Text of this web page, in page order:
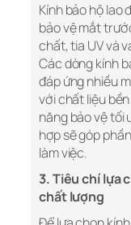
Kính bảo hộ lao
bảo vệ mắt
chất, tia UV và
Các dòng kính
đáp ứng nhiều
với chất liệu
năng bảo vệ tối
hợp sẽ góp
làm việc.
3. Tiêu chí lựa
chất lượng